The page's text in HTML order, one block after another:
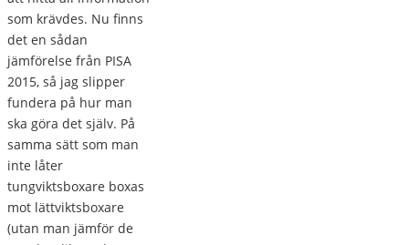
som krävdes. Nu finns
det en sådan
jämförelse från PISA
2015, så jag slipper
fundera på hur man
ska göra det själv. På
samma sätt som man
inte låter
tungviktsboxare boxas
mot lättviktsboxare
(utan man jämför de